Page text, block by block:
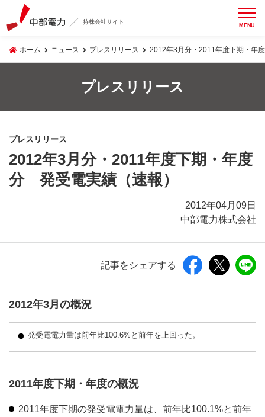
持株会社サイト MENU
ホーム ニュース プレスリリース 2012年3月分・2011年度下期・年
プレスリリース
プレスリリース
2012年3月分・2011年度下期・年度
分 発受電実績（速報）
2012年04月09日
中部電力株式会社
記事をシェアする
2012年3月の概況
発受電電力量は前年比100.6%と前年を上回った。
2011年度下期・年度の概況
2011年度下期の発受電電力量は、前年比100.1%と前年